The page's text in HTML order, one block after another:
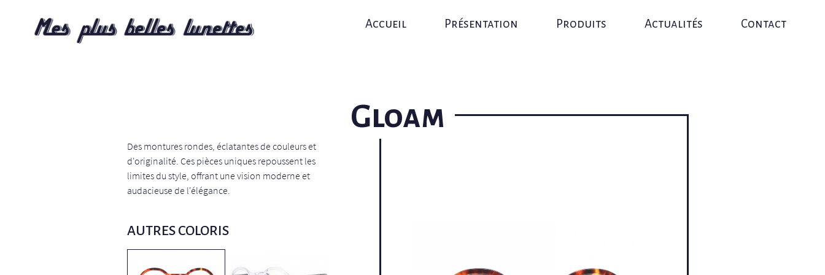
Accueil Présentation Produits Actualités Contact
Des montures rondes, éclatantes de couleurs et
d'originalité. Ces pièces uniques repoussent les
limites du style, offrant une vision moderne et
audacieuse de l'élégance.
AUTRES COLORIS
Gloam